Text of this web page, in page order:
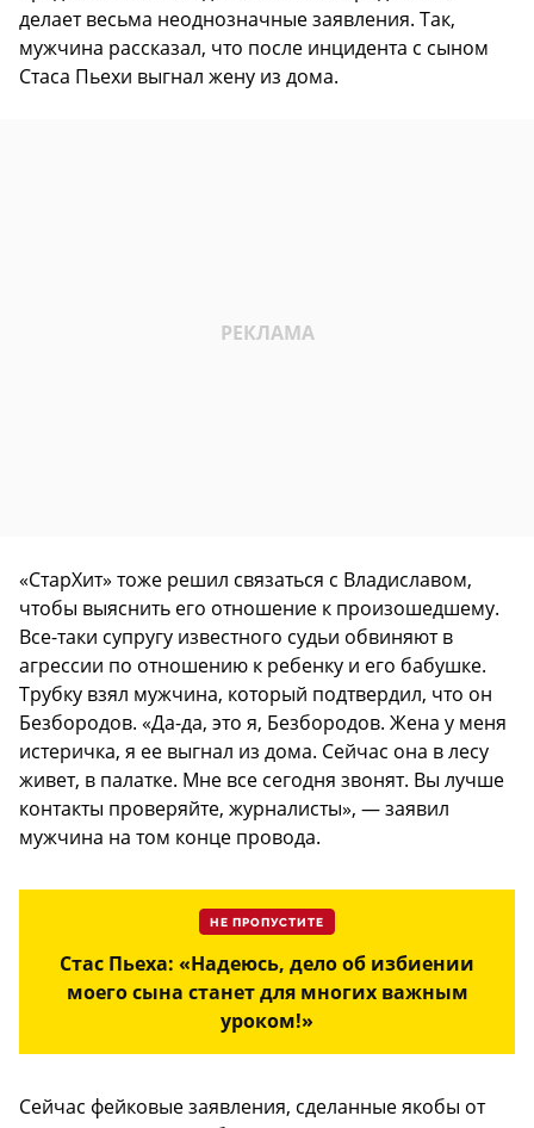
делает весьма неоднозначные заявления. Так,
мужчина рассказал, что после инцидента с сыном
Стаса Пьехи выгнал жену из дома.
«СтарХит» тоже решил связаться с Владиславом,
чтобы выяснить его отношение к произошедшему.
Все-таки супругу известного судьи обвиняют в
агрессии по отношению к ребенку и его бабушке.
Трубку взял мужчина, который подтвердил, что он
Безбородов. «Да-да, это я, Безбородов. Жена у меня
истеричка, я ее выгнал из дома. Сейчас она в лесу
живет, в палатке. Мне все сегодня звонят. Вы лучше
контакты проверяйте, журналисты», — заявил
мужчина на том конце провода.
НЕ ПРОПУСТИТЕ
Стас Пьеха: «Надеюсь, дело об избиении
моего сына станет для многих важным
уроком!»
Сейчас фейковые заявления, сделанные якобы от